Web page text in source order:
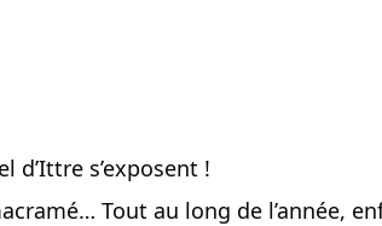
d’Ittre s’exposent !
Tout au long de l’année,